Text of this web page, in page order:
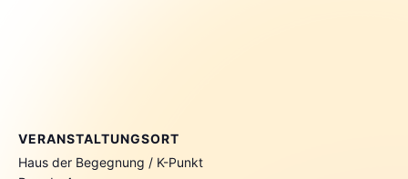
VERANSTALTUNGSORT
Haus der Begegnung / K-Punkt